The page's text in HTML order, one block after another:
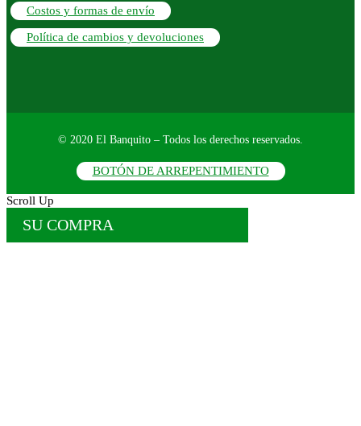
Costos y formas de envío
Política de cambios y devoluciones
© 2020 El Banquito – Todos los derechos reservados.
BOTÓN DE ARREPENTIMIENTO
Scroll Up
SU COMPRA